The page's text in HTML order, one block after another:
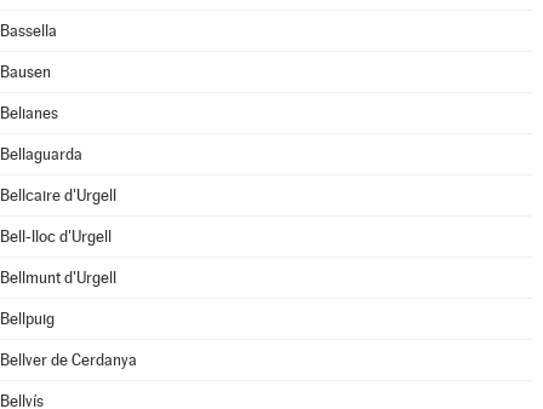
Bassella
Bausen
Belianes
Bellaguarda
Bellcaire d'Urgell
Bell-lloc d'Urgell
Bellmunt d'Urgell
Bellpuig
Bellver de Cerdanya
Bellvís